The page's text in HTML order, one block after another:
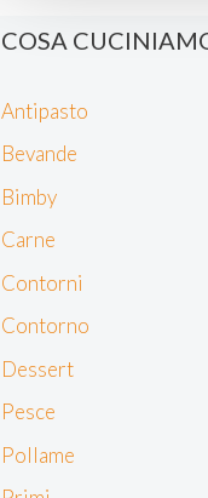
modificare o ritirare
esempio il tuo
cookie e/o altri
dispositivo. Ciò è
contenuti
scegliere chi utilizza
Approfondisci come
modificare o
momento dalla
COSA
Antipasto
Bevande
Bimby
Carne
Contorni
Contorno
Dessert
Pesce
Pollame